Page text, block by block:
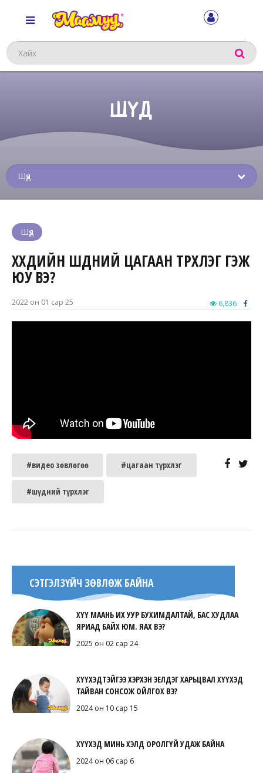
Хайх
ШҮД
Шүд
ХҮҮХДИЙН ШҮДНИЙ ЦАГААН ТҮРХЛЭГ ГЭЖ
ЮУ ВЭ?
2022 он 01 сар 25 6,836
#видео зөвлөгөө #цагаан түрхлэг
#шүдний түрхлэг
СЭТГЭЛЗҮЙЧ ЗӨВЛӨЖ БАЙНА
ХҮҮ МААНЬ ИХ УУР БУХИМДАЛТАЙ, БАС ХУДЛАА
ЯРИАД БАЙХ ЮМ. ЯАХ ВЭ?
2025 он 02 сар 24
ХҮҮХЭДТЭЙГЭЭ ХЭРХЭН ЭЕЛДЭГ ХАРЬЦВАЛ ХҮҮХЭД
ТАЙВАН СОНСОЖ ОЙЛГОХ ВЭ?
2024 он 10 сар 15
ХҮҮХЭД МИНЬ ХЭЛД ОРОЛГҮЙ УДАЖ БАЙНА
2024 он 06 сар 6